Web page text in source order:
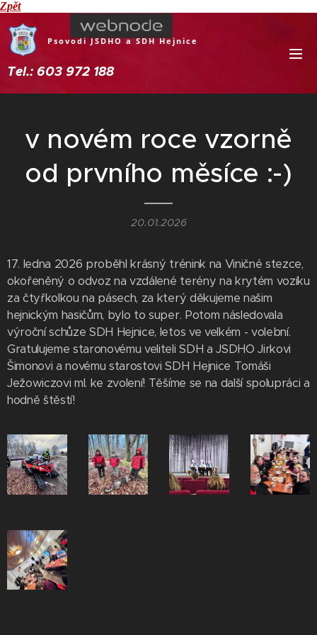
Zpět
Psovodi JSDHO a SDH Hejnice
Tel.: 603 972 188
v novém roce vzorně
od prvního měsíce :-)
20.01.2026
17. ledna 2026 proběhl krásný trénink na Viničné stezce,
okořeněný o odvoz na vzdálené terény na krytém vozíku
za čtyřkolkou na pásech, za který děkujeme našim
hejnickým hasičům, bylo to super. Potom následovala
výroční schůze SDH Hejnice, letos ve velkém - volební.
Gratulujeme staronovému veliteli SDH a JSDHO Jirkovi
Šimonovi a novému starostovi SDH Hejnice Tomáši
Ježowiczovi ml. ke zvolení! Těšíme se na další spolupráci a
hodně štěstí!